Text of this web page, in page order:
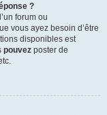
?
forum ou
vous ayez besoin d’être
disponibles est
pouvez poster de